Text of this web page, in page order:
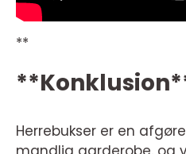
**
Herrebukser er en